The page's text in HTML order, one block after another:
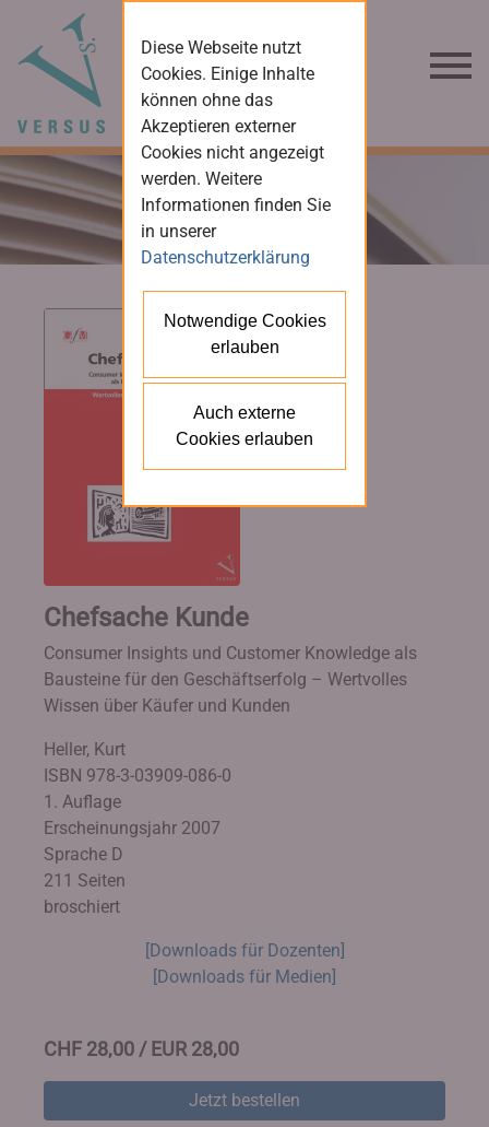
Chefsache Kunde
Consumer Insights und Customer Knowledge als
Bausteine für den Geschäftserfolg – Wertvolles
Wissen über Käufer und Kunden
Heller, Kurt
ISBN 978-3-03909-086-0
1. Auflage
Erscheinungsjahr 2007
Sprache D
211 Seiten
broschiert
[Downloads für Dozenten]
[Downloads für Medien]
CHF 28,00 / EUR 28,00
Jetzt bestellen
Diese Webseite nutzt
Cookies. Einige Inhalte
können ohne das
Akzeptieren externer
Cookies nicht angezeigt
werden. Weitere
Informationen finden Sie
in unserer
Datenschutzerklärung
Notwendige Cookies
erlauben
Auch externe
Cookies erlauben